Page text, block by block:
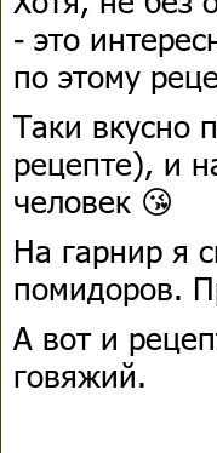
- это
по этому
Таки вкусно
рецепте), и
человек 😘
На гарнир я
помидоров.
А вот и
говяжий.